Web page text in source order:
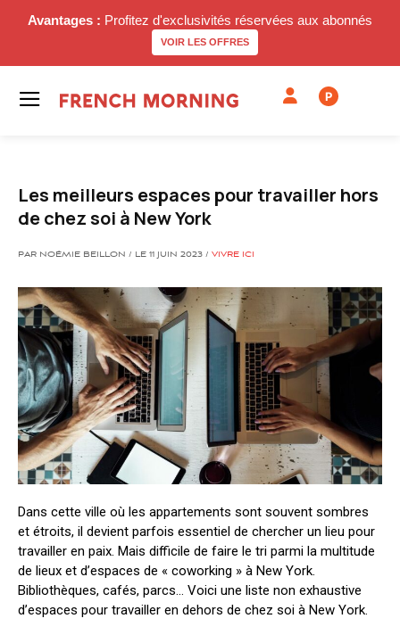
Avantages : Profitez d'exclusivités réservées aux abonnés
VOIR LES OFFRES
P
Les meilleurs espaces pour travailler hors
de chez soi à New York
PAR NOËMIE BEILLON / LE 11 JUIN 2023 / VIVRE ICI
Dans cette ville où les appartements sont souvent sombres
et étroits, il devient parfois essentiel de chercher un lieu pour
travailler en paix. Mais difficile de faire le tri parmi la multitude
de lieux et d’espaces de « coworking » à New York.
Bibliothèques, cafés, parcs… Voici une liste non exhaustive
d’espaces pour travailler en dehors de chez soi à New York.